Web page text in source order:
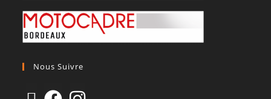
Nous Suivre